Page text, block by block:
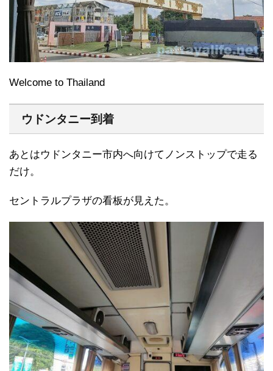
Welcome to Thailand
ウドンタニー到着
あとはウドンタニー市内へ向けてノンストップで走る
だけ。
セントラルプラザの看板が見えた。